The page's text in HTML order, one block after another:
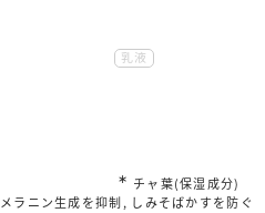
乳液
∗ チャ葉(保湿成分)
メラニン生成を抑制, しみそばかすを防ぐ